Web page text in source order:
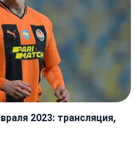
2023: трансляция,